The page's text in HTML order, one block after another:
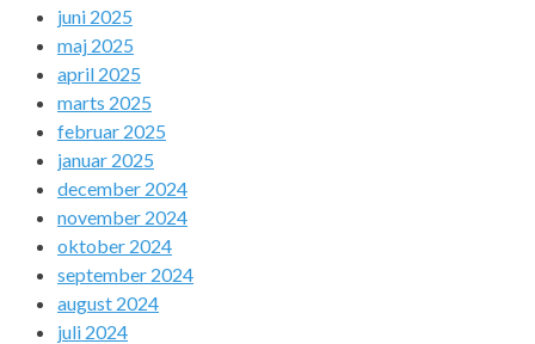
juni 2025
maj 2025
april 2025
marts 2025
februar 2025
januar 2025
december 2024
november 2024
oktober 2024
september 2024
august 2024
juli 2024